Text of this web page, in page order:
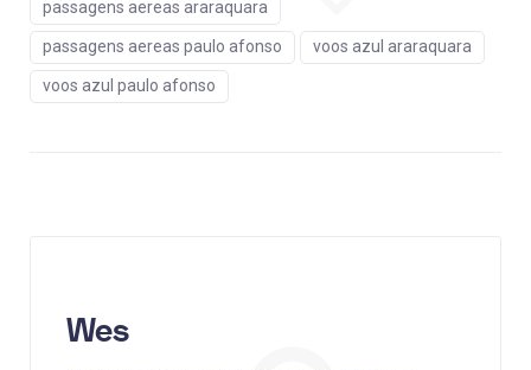
passagens aereas araraquara
passagens aereas paulo afonso voos azul araraquara
voos azul paulo afonso
Wes